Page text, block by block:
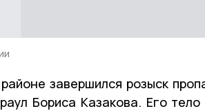
завершился розыск
Бориса Казакова. Его